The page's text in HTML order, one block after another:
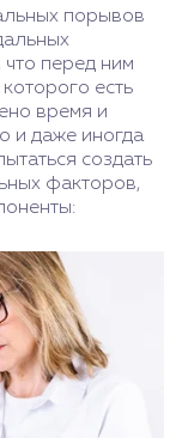
порывов
что перед ним
есть
время и
и даже иногда
создать
факторов,